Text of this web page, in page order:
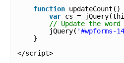
function
var cs =
// Update the
jQuery( '#wpforms-
}
</script>